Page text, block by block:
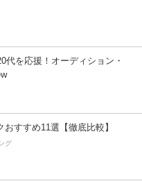
代を応援！オーディション・
すすめ11選【徹底比較】
グ